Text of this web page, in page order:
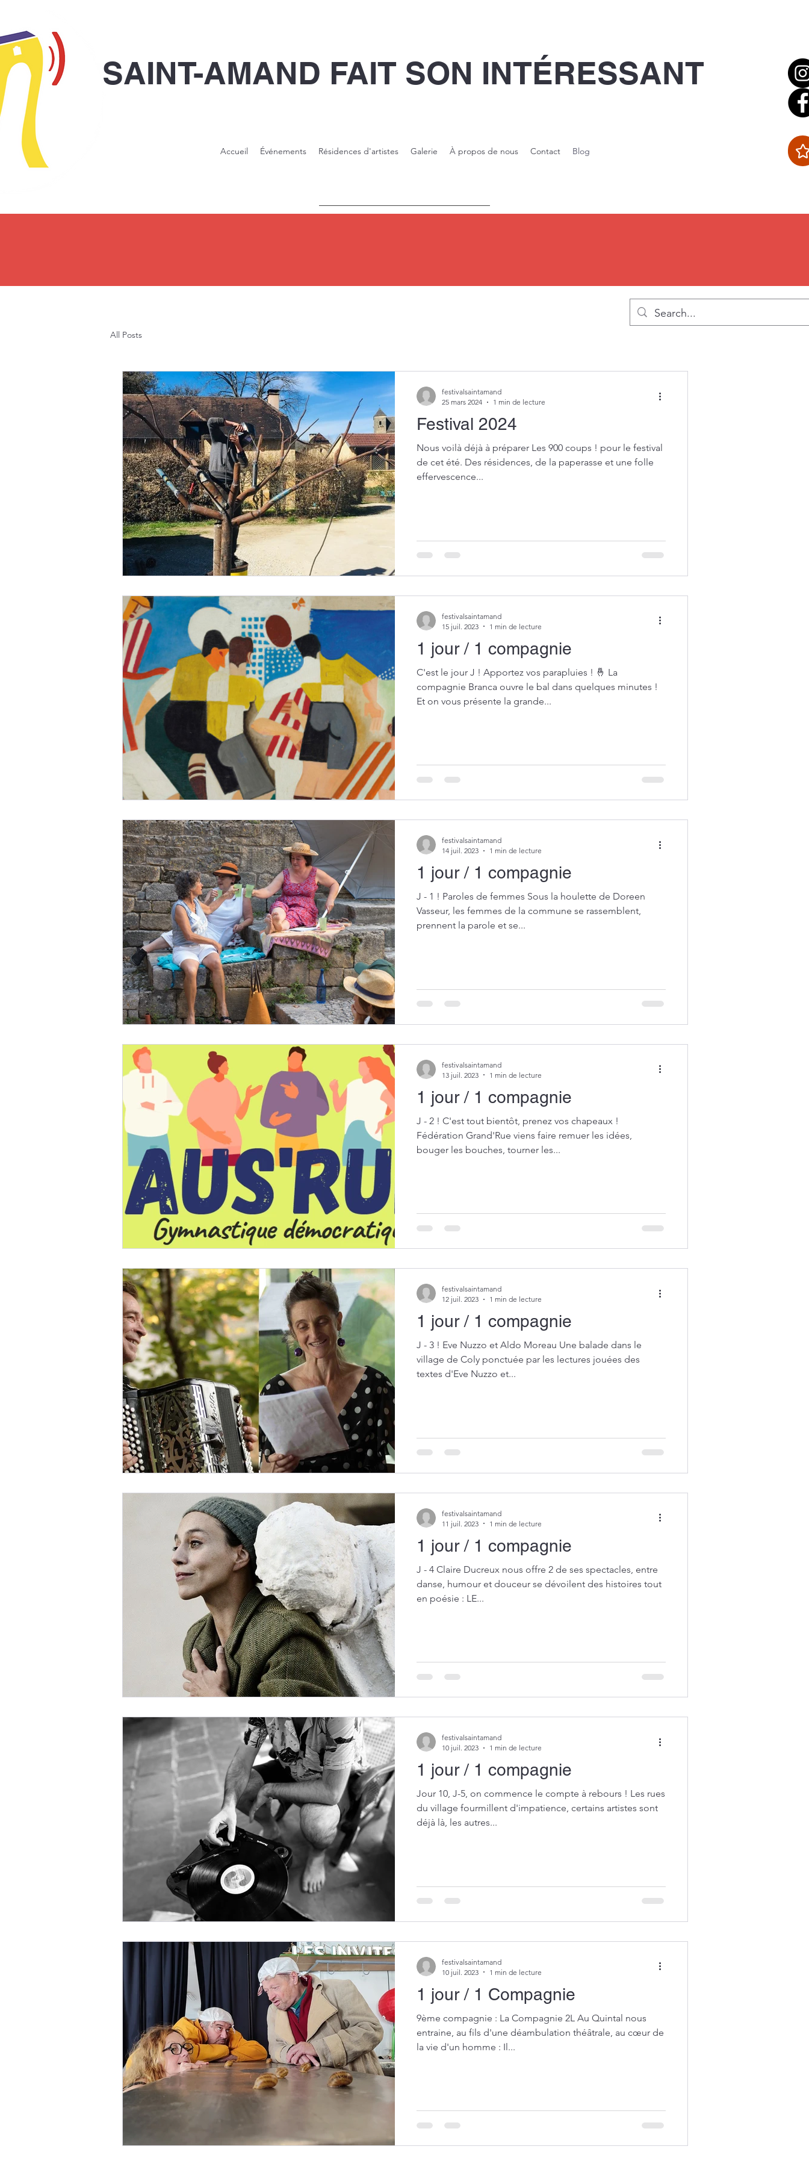
SAINT-AMAND FAIT SON INTÉRESSANT
Accueil Événements Résidences d'artistes Galerie À propos de nous Contact Blog
All Posts
Festival 2024
Nous voilà déjà à préparer Les 900 coups ! pour le festival
de cet été. Des résidences, de la paperasse et une folle
effervescence...
festivalsaintamand
25 mars 2024
1 min de lecture
1 jour / 1 compagnie
C'est le jour J ! Apportez vos parapluies ! 🤞 La
compagnie Branca ouvre le bal dans quelques minutes !
Et on vous présente la grande...
festivalsaintamand
15 juil. 2023
1 min de lecture
1 jour / 1 compagnie
J - 1 ! Paroles de femmes Sous la houlette de Doreen
Vasseur, les femmes de la commune se rassemblent,
prennent la parole et se...
festivalsaintamand
14 juil. 2023
1 min de lecture
1 jour / 1 compagnie
J - 2 ! C'est tout bientôt, prenez vos chapeaux !
Fédération Grand'Rue viens faire remuer les idées,
bouger les bouches, tourner les...
festivalsaintamand
13 juil. 2023
1 min de lecture
1 jour / 1 compagnie
J - 3 ! Eve Nuzzo et Aldo Moreau Une balade dans le
village de Coly ponctuée par les lectures jouées des
textes d'Eve Nuzzo et...
festivalsaintamand
12 juil. 2023
1 min de lecture
1 jour / 1 compagnie
J - 4 Claire Ducreux nous offre 2 de ses spectacles, entre
danse, humour et douceur se dévoilent des histoires tout
en poésie : LE...
festivalsaintamand
11 juil. 2023
1 min de lecture
1 jour / 1 compagnie
Jour 10, J-5, on commence le compte à rebours ! Les rues
du village fourmillent d'impatience, certains artistes sont
déjà là, les autres...
festivalsaintamand
10 juil. 2023
1 min de lecture
1 jour / 1 Compagnie
9ème compagnie : La Compagnie 2L Au Quintal nous
entraine, au fils d'une déambulation théâtrale, au cœur de
la vie d'un homme : Il...
festivalsaintamand
10 juil. 2023
1 min de lecture